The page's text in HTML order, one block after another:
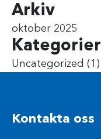
Arkiv
oktober 2025
Kategorier
Uncategorized (1)
Kontakta oss